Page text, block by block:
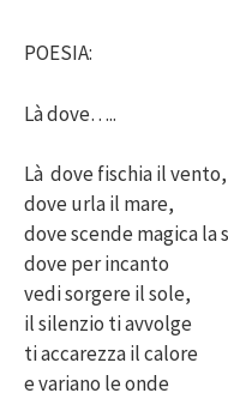
POESIA:
Là dove…..
Là dove fischia il vento,
dove urla il mare,
dove scende magica la
dove per incanto
vedi sorgere il sole,
il silenzio ti avvolge
ti accarezza il calore
e variano le onde